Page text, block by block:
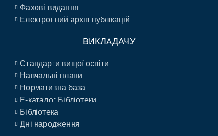
Фахові видання
Електронний архів публікацій
ВИКЛАДАЧУ
Стандарти вищої освіти
Навчальні плани
Нормативна база
E-каталог Бібліотеки
Бібліотека
Дні народження